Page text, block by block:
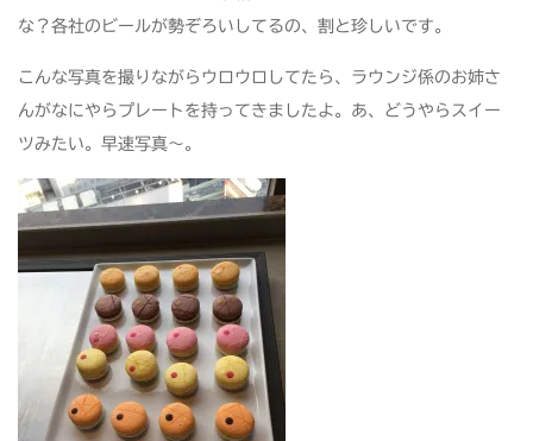
な？各社のビールが勢ぞろいしてるの、割と珍しいです。
こんな写真を撮りながらウロウロしてたら、ラウンジ係のお姉さ
んがなにやらプレートを持ってきましたよ。あ、どうやらスイー
ツみたい。早速写真～。